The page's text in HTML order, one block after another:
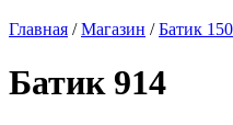
Главная /Магазин /Батик
Батик 914